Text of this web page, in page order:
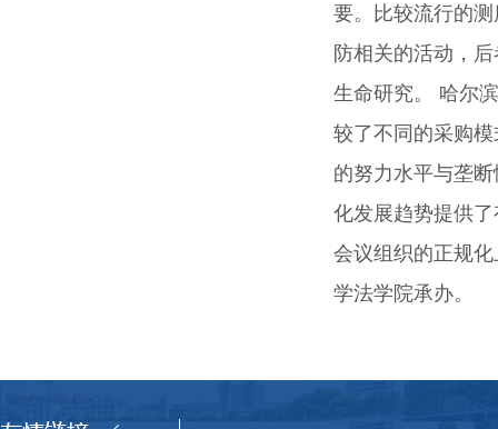
要。比较流行的
防相关的活动，
生命研究。 哈尔
较了不同的采购
的努力水平与垄
化发展趋势提供
会议组织的正规
学法学院承办。